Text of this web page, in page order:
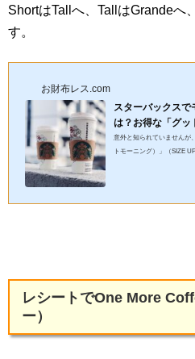
ShortはTallへ、TallはGrandeへ
す。
お財布レス.com
スターバックス
は？お得な「グッ
意外と知られていませんが
トモーニング）」（SIZE
レシートでOne More
ー）